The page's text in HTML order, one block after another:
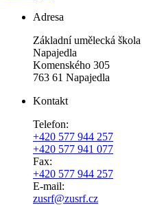
Adresa
Základní umělecká
Napajedla
Komenského 305
763 61 Napajedla
Kontakt
Telefon:
+420 577 944 257
+420 577 941 077
Fax:
+420 577 944 257
E-mail:
zusrf@zusrf.cz